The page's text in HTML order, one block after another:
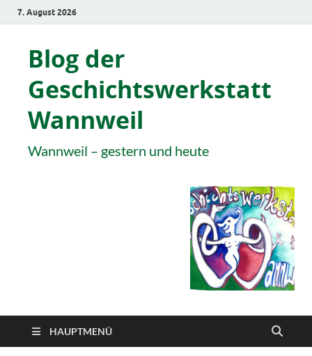
7. August 2026
Blog der
Geschichtswerkstatt
Wannweil
Wannweil – gestern und heute
HAUPTMENÜ